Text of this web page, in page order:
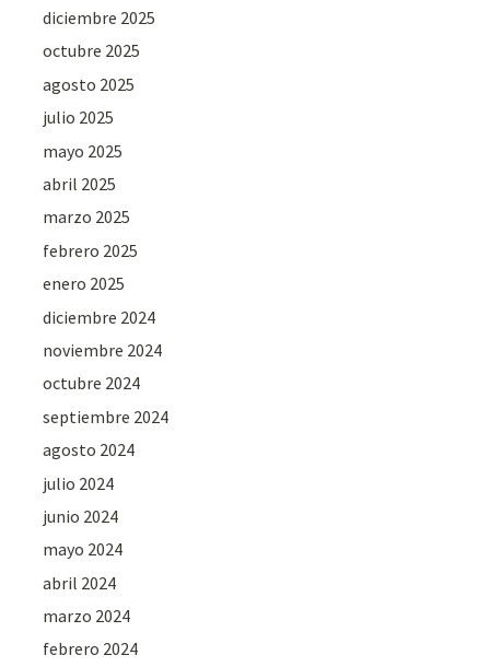
diciembre 2025
octubre 2025
agosto 2025
julio 2025
mayo 2025
abril 2025
marzo 2025
febrero 2025
enero 2025
diciembre 2024
noviembre 2024
octubre 2024
septiembre 2024
agosto 2024
julio 2024
junio 2024
mayo 2024
abril 2024
marzo 2024
febrero 2024